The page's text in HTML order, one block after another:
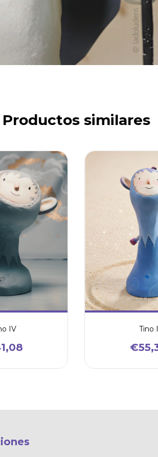
Productos similares
IV Tino I